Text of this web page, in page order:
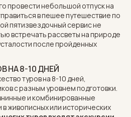
провести небольшой отпуск на
в пешее путешествие по
пятизвездочный сервис не
встречать рассветы на природе
после пройденных
НА 8-10 ДНЕЙ
туров на 8-10 дней,
с разным уровнем подготовки.
и комбинированные
живописных или исторических